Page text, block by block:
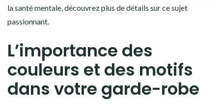
la santé mentale,découvrez plus de détails sur ce sujet
passionnant.
L’importance des
couleurs et des motifs
dans votre garde-robe